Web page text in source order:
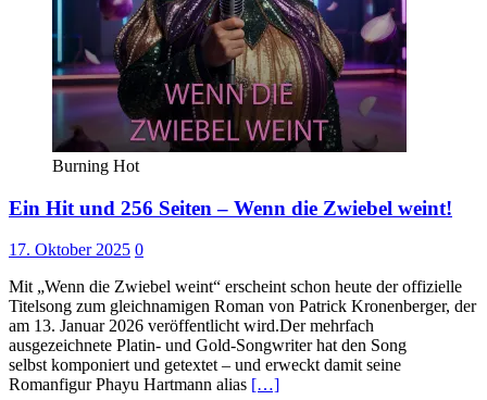
Burning Hot
Ein Hit und 256 Seiten – Wenn die Zwiebel weint!
17. Oktober 2025 0
Mit „Wenn die Zwiebel weint“ erscheint schon heute der offizielle
Titelsong zum gleichnamigen Roman von Patrick Kronenberger, der
am 13. Januar 2026 veröffentlicht wird.Der mehrfach
ausgezeichnete Platin- und Gold-Songwriter hat den Song
selbst komponiert und getextet – und erweckt damit seine
Romanfigur Phayu Hartmann alias […]